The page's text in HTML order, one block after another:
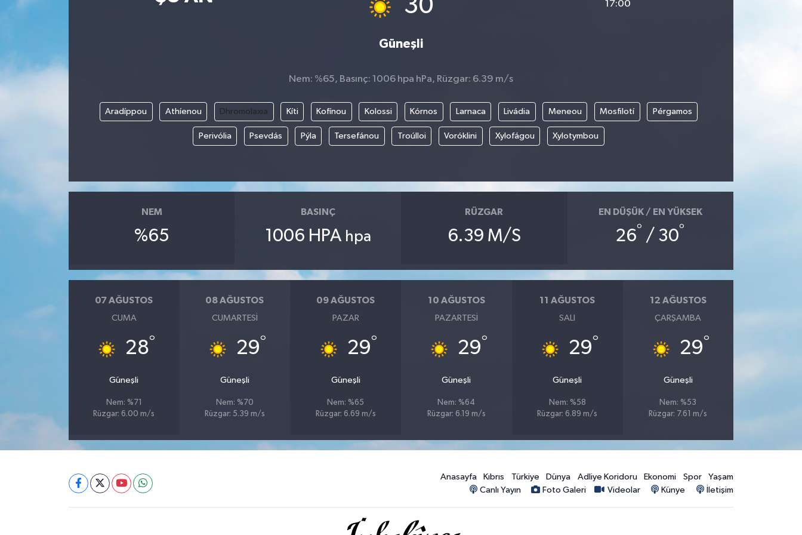
30
Güneşli
17:00
Nem: %65, Basınç: 1006 hpa hPa, Rüzgar: 6.39 m/s
Aradíppou Athíenou Dhromolaxia Kíti Kofínou Kolossi Kórnos Larnaca Livádia Meneou Mosfilotí Pérgamos
Perivólia Psevdás Pýla Tersefánou Troúlloi Voróklini Xylofágou Xylotymbou
NEM
%65
BASINÇ
1006 HPA hpa
RÜZGAR
6.39 M/S
EN DÜŞÜK / EN YÜKSEK
26° / 30°
07 AĞUSTOS
CUMA
28°
Güneşli
Nem: %71
Rüzgar: 6.00 m/s
08 AĞUSTOS
CUMARTESI
29°
Güneşli
Nem: %70
Rüzgar: 5.39 m/s
09 AĞUSTOS
PAZAR
29°
Güneşli
Nem: %65
Rüzgar: 6.69 m/s
10 AĞUSTOS
PAZARTESI
29°
Güneşli
Nem: %64
Rüzgar: 6.19 m/s
11 AĞUSTOS
SALI
29°
Güneşli
Nem: %58
Rüzgar: 6.89 m/s
12 AĞUSTOS
ÇARŞAMBA
29°
Güneşli
Nem: %53
Rüzgar: 7.61 m/s
Anasayfa Kıbrıs Türkiye Dünya Adliye Koridoru Ekonomi Spor
Yaşam
Canlı Yayın
Foto Galeri Videolar Künye İletişim